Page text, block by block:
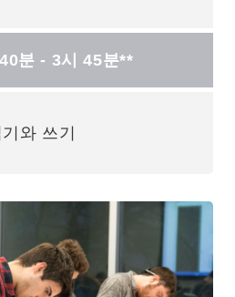
분 - 3시 45분**
기와 쓰기